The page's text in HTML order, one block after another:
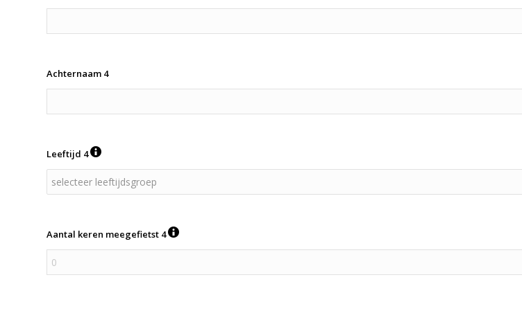
Achternaam 4
Leeftijd 4
Aantal keren meegefietst 4